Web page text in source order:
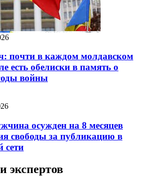
почти в каждом молдавском
есть обелиски в память о
войны
осужден на 8 месяцев
свободы за публикацию в
сети
экспертов